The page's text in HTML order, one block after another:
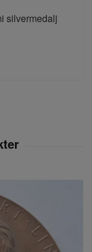
silvermedalj